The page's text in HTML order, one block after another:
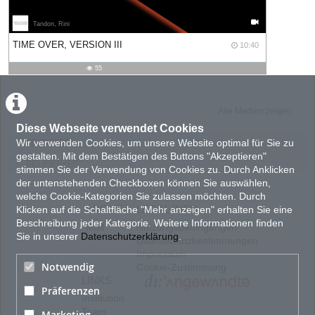
Diese Webseite verwendet Cookies
Wir verwenden Cookies, um unsere Website optimal für Sie zu
gestalten. Mit dem Bestätigen des Buttons "Akzeptieren"
stimmen Sie der Verwendung von Cookies zu. Durch Anklicken
der untenstehenden Checkboxen können Sie auswählen,
welche Cookie-Kategorien Sie zulassen möchten. Durch
Klicken auf die Schaltfläche "Mehr anzeigen" erhalten Sie eine
Beschreibung jeder Kategorie. Weitere Informationen finden
Sie in unserer Datenschutzerklärung
Notwendig
Präferenzen
Tandon, Rini
TIME OVER, VERSION III 10:40
10:40
55
55
FEATURED
BELIEBTHEIT
ABOUT
Mail
LEGAL INFO
Nutzungsbedingungen
Datenschutzbestimmungen
Impressum
Institution
Team